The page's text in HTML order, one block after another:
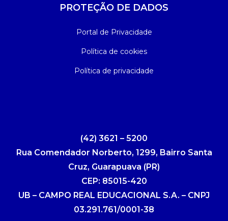
PROTEÇÃO DE DADOS
Portal de Privacidade
Política de cookies
Política de privacidade
(42) 3621 – 5200
Rua Comendador Norberto, 1299, Bairro Santa
Cruz, Guarapuava (PR)
CEP: 85015-420
UB – CAMPO REAL EDUCACIONAL S.A. – CNPJ
03.291.761/0001-38